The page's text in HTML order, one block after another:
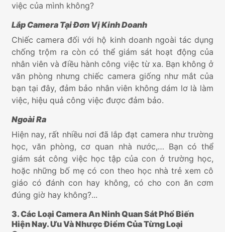
việc của mình không?
Lắp Camera Tại Đơn Vị Kinh Doanh
Chiếc camera đối với hộ kinh doanh ngoài tác dụng
chống trộm ra còn có thể giám sát hoạt động của
nhân viên và điều hành công việc từ xa. Bạn không ở
văn phòng nhưng chiếc camera giống như mắt của
bạn tại đây, đảm bảo nhân viên không dám lơ là làm
việc, hiệu quả công việc được đảm bảo.
Ngoài Ra
Hiện nay, rất nhiều nơi đã lắp đạt camera như trường
học, văn phòng, cơ quan nhà nước,… Bạn có thể
giám sát công việc học tập của con ở trường học,
hoặc những bố mẹ có con theo học nhà trẻ xem cô
giáo có đánh con hay không, có cho con ăn cơm
đúng giờ hay không?...
3. Các Loại Camera An Ninh Quan Sát Phổ Biến
Hiện Nay. Ưu Và Nhược Điểm Của Từng Loại